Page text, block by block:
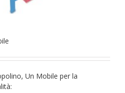
Un Mobile per la